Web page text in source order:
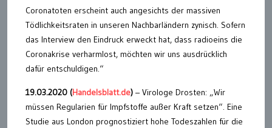
Coronatoten erscheint auch angesichts der massiven
Tödlichkeitsraten in unseren Nachbarländern zynisch. Sofern
das Interview den Eindruck erweckt hat, dass radioeins die
Coronakrise verharmlost, möchten wir uns ausdrücklich
dafür entschuldigen.“
19.03.2020 (Handelsblatt.de) – Virologe Drosten: „Wir
müssen Regularien für Impfstoffe außer Kraft setzen“. Eine
Studie aus London prognostiziert hohe Todeszahlen für die